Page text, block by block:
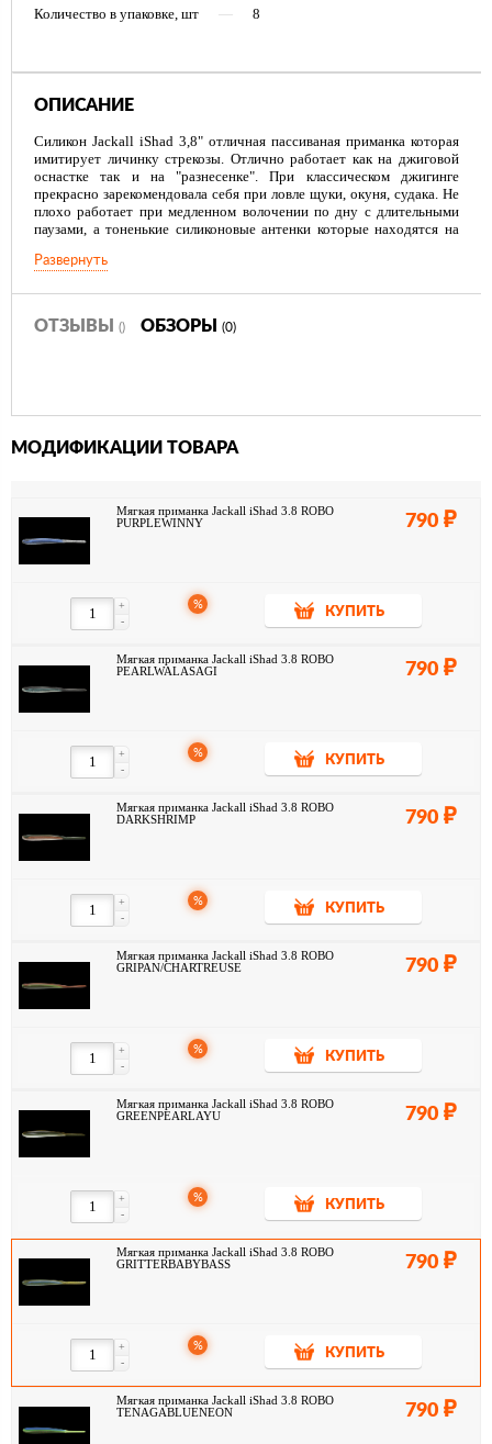
Количество в упаковке, шт
— 8
ОПИСАНИЕ
Силикон Jackall iShad 3,8" отличная пассиваная приманка которая
имитирует личинку стрекозы. Отлично работает как на джиговой
оснастке так и на "разнесенке". При классическом джигинге
прекрасно зарекомендовала себя при ловле щуки, окуня, судака. Не
плохо работает при медленном волочении по дну с длительными
паузами, а тоненькие силиконовые антенки которые находятся на
живого насекомого. Не стоит забывать что сама приманка имеет не
спектр возможностей по овладению различных видов проводки.
Также "Мягкая приманка JACKALL JK iSHAD 3.8 ROBO" для
внутреннего японского рынка
Развернуть
ОТЗЫВЫ () ОБЗОРЫ (0)
МОДИФИКАЦИИ ТОВАРА
Мягкая приманка Jackall iShad 3.8 ROBO
PURPLEWINNY
790
-
+ %
КУПИТЬ
Мягкая приманка Jackall iShad 3.8 ROBO
PEARLWALASAGI
790
-
+ %
КУПИТЬ
Мягкая приманка Jackall iShad 3.8 ROBO
DARKSHRIMP
790
-
+ %
КУПИТЬ
Мягкая приманка Jackall iShad 3.8 ROBO
GRIPAN/CHARTREUSE
790
-
+ %
КУПИТЬ
Мягкая приманка Jackall iShad 3.8 ROBO
GREENPEARLAYU
790
-
+ %
КУПИТЬ
Мягкая приманка Jackall iShad 3.8 ROBO
GRITTERBABYBASS
790
-
+ %
КУПИТЬ
Мягкая приманка Jackall iShad 3.8 ROBO
TENAGABLUENEON
790